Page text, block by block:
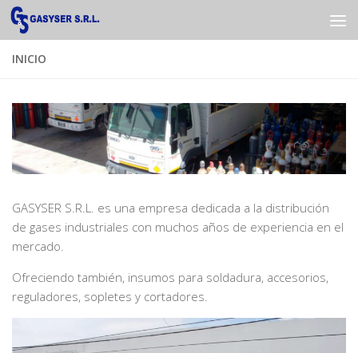
Saltar al contenido
INICIO
GASYSER S.R.L. es una empresa dedicada a la distribución
de gases industriales con muchos años de experiencia en el
mercado.
Ofreciendo también, insumos para soldadura, accesorios,
reguladores, sopletes y cortadores.